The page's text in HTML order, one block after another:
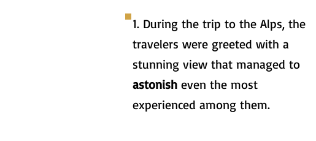
1. During the trip to the Alps, the
travelers were greeted with a
stunning view that managed to
astonish even the most
experienced among them.